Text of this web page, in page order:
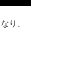
り、